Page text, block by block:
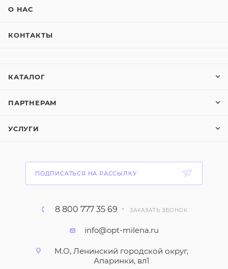
О НАС
КОНТАКТЫ
КАТАЛОГ
ПАРТНЕРАМ
УСЛУГИ
ПОДПИСАТЬСЯ НА РАССЫЛКУ
8 800 777 35 69 ЗАКАЗАТЬ ЗВОНОК
info@opt-milena.ru
М.О, Ленинский городской округ,
Апаринки, вл1